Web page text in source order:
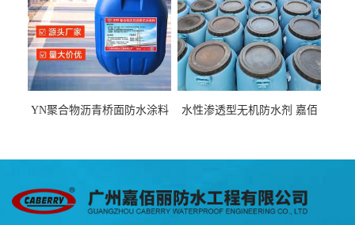
YN聚合物沥青桥面防水涂料
水性渗透型无机防水剂 嘉佰